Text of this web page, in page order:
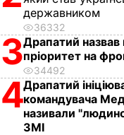
державником
36332
3Драпатий
пріоритет на
34492
4Драпатий
командувача
називали
ЗМІ